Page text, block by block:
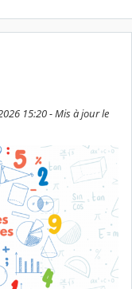
15:20 - Mis à jour le